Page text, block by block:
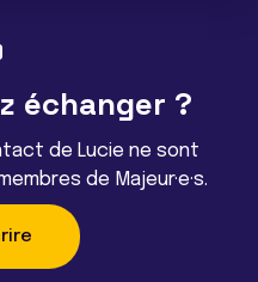
échanger ?
de Lucie ne sont
de Majeur·e·s.